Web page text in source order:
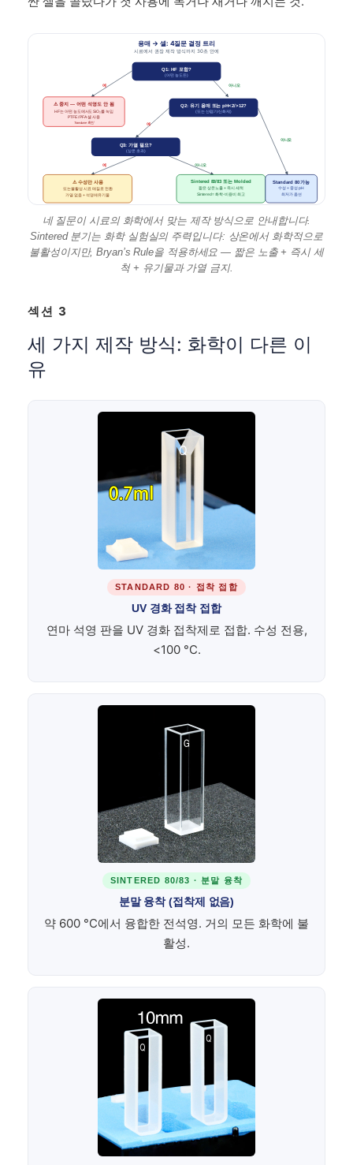
용매 → 셀: 4질문 결정 트리
시료에서 권장 제작 방식까지 30초 안에
Q1: HF 포함?
(어떤 농도든)
예
⚠ 중지 — 어떤 석영도 안 됨
HF는 어떤 농도에서도 SiO₂를 녹임
PTFE / PFA 셀 사용
Translume 확인
아니오
Q2: 유기 용매 또는 pH<2/>12?
(또는 산/염기/산화제)
예
Q3: 가열 필요?
(상온 초과)
예
⚠ 수성만 사용
또는 불활성 시료 매질로 전환
가열 없음 + 석영에 유기물
아니오
Sintered 80/83 또는 Molded
짧은 상온 노출 + 즉시 세척
Sintered = 화학-비용비 최고
아니오
Standard 80 가능
수성 + 중성 pH
최저가 옵션
네 질문이 시료의 화학에서 맞는 제작 방식으로 안내합니다.
Sintered 분기는 화학 실험실의 주력입니다: 상온에서 화학적으로
불활성이지만, Bryan’s Rule을 적용하세요 — 짧은 노출 + 즉시 세
척 + 유기물과 가열 금지.
섹션 3
세 가지 제작 방식: 화학이 다른 이
유
STANDARD 80 · 접착 접합
UV 경화 접착 접합
연마 석영 판을 UV 경화 접착제로 접합. 수성 전용,
<100 °C.
SINTERED 80/83 · 분말 융착
분말 융착 (접착제 없음)
약 600 °C에서 융합한 전석영. 거의 모든 화학에 불
활성.